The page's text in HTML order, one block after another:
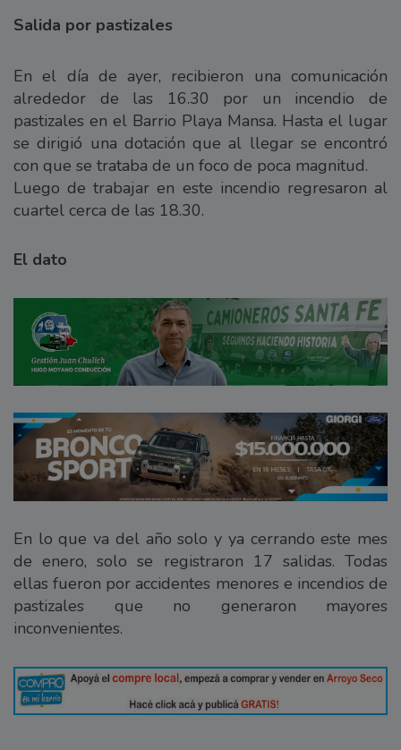
Salida por pastizales
En el día de ayer, recibieron una comunicación
alrededor de las 16.30 por un incendio de
pastizales en el Barrio Playa Mansa. Hasta el lugar
se dirigió una dotación que al llegar se encontró
con que se trataba de un foco de poca magnitud.
Luego de trabajar en este incendio regresaron al
cuartel cerca de las 18.30.
El dato
En lo que va del año solo y ya cerrando este mes
de enero, solo se registraron 17 salidas. Todas
ellas fueron por accidentes menores e incendios de
pastizales que no generaron mayores
inconvenientes.